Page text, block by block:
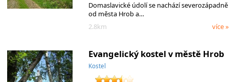
Domaslavické údolí se nachází severozápadně
od města Hrob a…
2.8km
více »
Evangelický kostel v městě Hrob
Kostel